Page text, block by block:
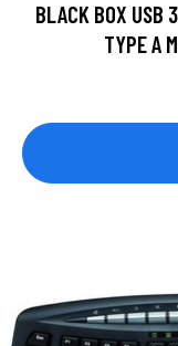
BLACK BOX USB
TYPE A